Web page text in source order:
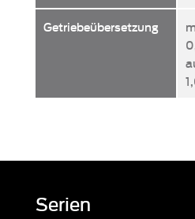
Getriebeübersetzung
Serien